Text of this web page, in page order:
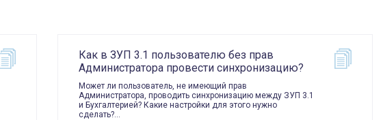
Как в ЗУП 3.1 пользователю без прав
Администратора провести синхронизацию?
Может ли пользователь, не имеющий прав
Администратора, проводить синхронизацию между ЗУП 3.1
и Бухгалтерией? Какие настройки для этого нужно
сделать?…